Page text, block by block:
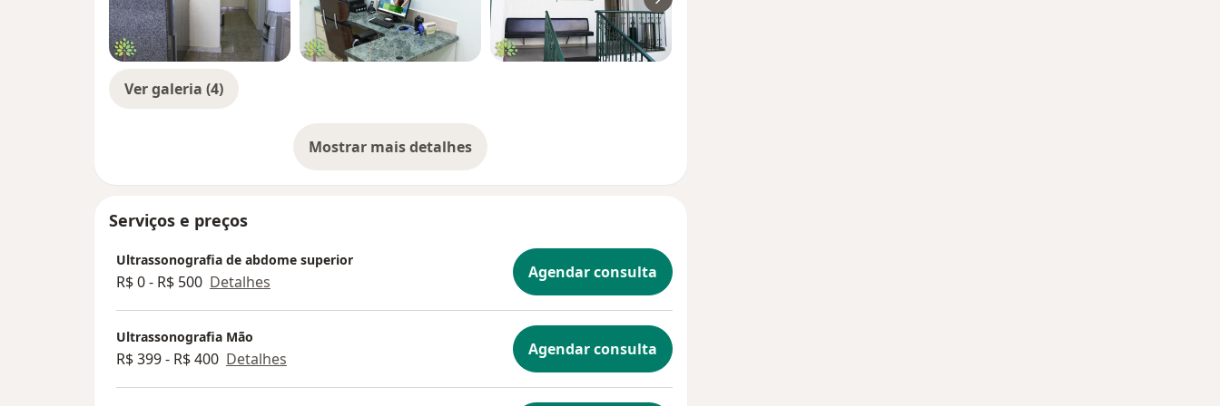
Ver galeria (4)
Mostrar mais detalhes
sobre a experiência
Serviços e preços
Ultrassonografia de abdome superior
R$ 0 - R$ 500 Detalhes Agendar consulta
Ultrassonografia Mão
R$ 399 - R$ 400 Detalhes Agendar consulta